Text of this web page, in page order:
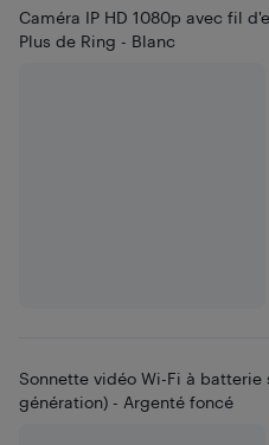
Caméra IP HD 1080p avec fil
Plus de Ring - Blanc
Sonnette vidéo Wi-Fi à batterie
génération) - Argenté foncé